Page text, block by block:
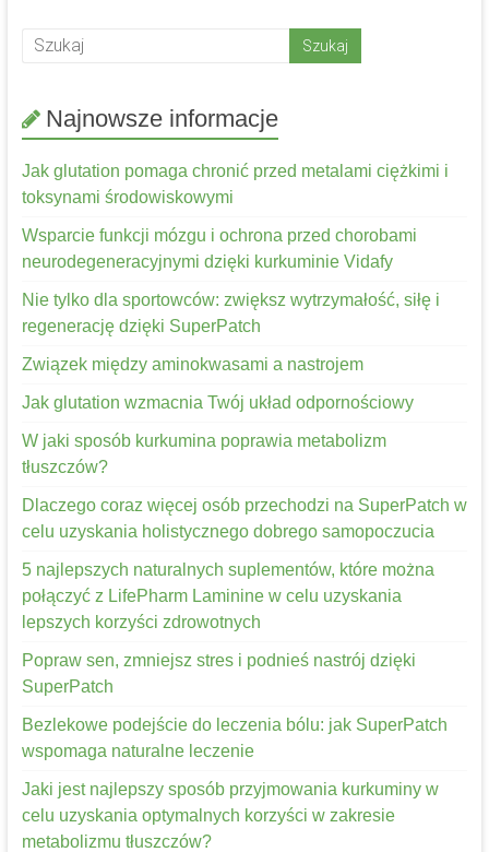
Najnowsze informacje
Jak glutation pomaga chronić przed metalami ciężkimi i
toksynami środowiskowymi
Wsparcie funkcji mózgu i ochrona przed chorobami
neurodegeneracyjnymi dzięki kurkuminie Vidafy
Nie tylko dla sportowców: zwiększ wytrzymałość, siłę i
regenerację dzięki SuperPatch
Związek między aminokwasami a nastrojem
Jak glutation wzmacnia Twój układ odpornościowy
W jaki sposób kurkumina poprawia metabolizm
tłuszczów?
Dlaczego coraz więcej osób przechodzi na SuperPatch w
celu uzyskania holistycznego dobrego samopoczucia
5 najlepszych naturalnych suplementów, które można
połączyć z LifePharm Laminine w celu uzyskania
lepszych korzyści zdrowotnych
Popraw sen, zmniejsz stres i podnieś nastrój dzięki
SuperPatch
Bezlekowe podejście do leczenia bólu: jak SuperPatch
wspomaga naturalne leczenie
Jaki jest najlepszy sposób przyjmowania kurkuminy w
celu uzyskania optymalnych korzyści w zakresie
metabolizmu tłuszczów?